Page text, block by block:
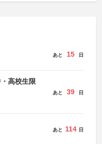
あと 15 日
高校生限
あと 39 日
あと 114 日